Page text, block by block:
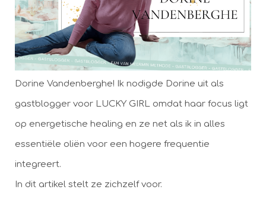
Dorine Vandenberghe! Ik nodigde Dorine uit als
gastblogger voor LUCKY GIRL omdat haar focus ligt
op energetische healing en ze net als ik in alles
essentiële oliën voor een hogere frequentie
integreert.
In dit artikel stelt ze zichzelf voor.